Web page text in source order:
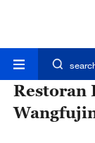
Restoran